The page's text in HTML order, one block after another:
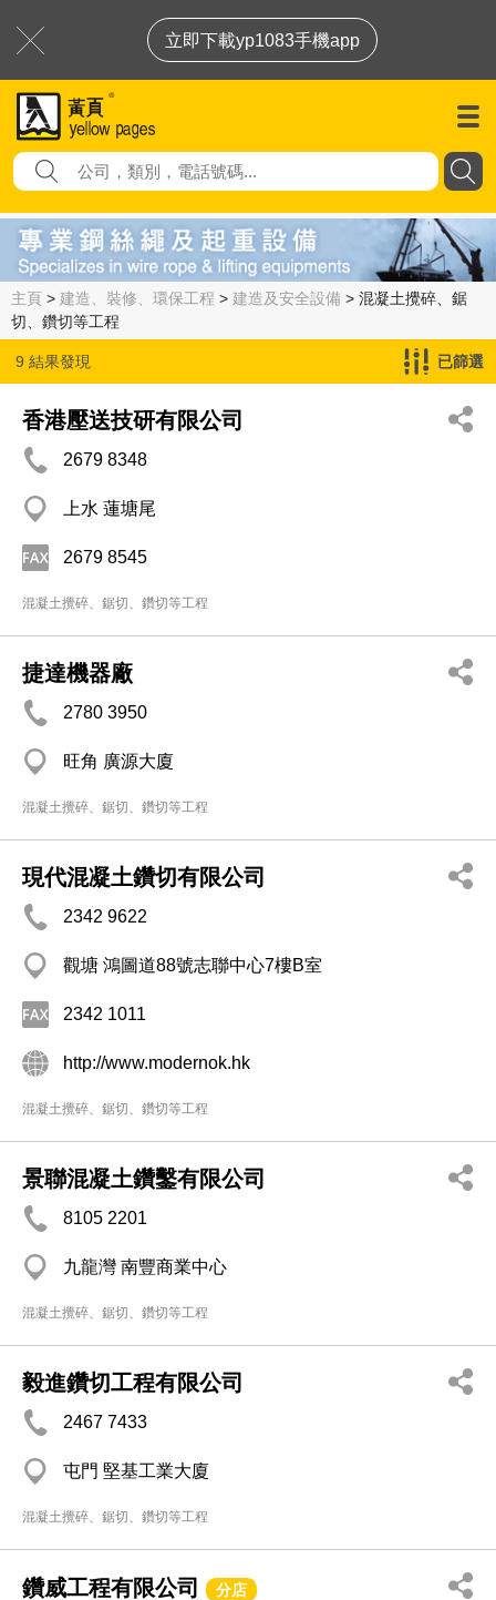
立即下載yp1083手機app
主頁 > 建造、裝修、環保工程 > 建造及安全設備 > 混凝土攪碎、鋸
切、鑽切等工程
9 結果發現
混凝土攪碎、鋸切、鑽切等工程
已篩選
香港壓送技研有限公司
2679 8348
上水 蓮塘尾
2679 8545
混凝土攪碎、鋸切、鑽切等工程
捷達機器廠
2780 3950
旺角 廣源大廈
混凝土攪碎、鋸切、鑽切等工程
現代混凝土鑽切有限公司
2342 9622
觀塘 鴻圖道88號志聯中心7樓B室
2342 1011
http://www.modernok.hk
混凝土攪碎、鋸切、鑽切等工程
景聯混凝土鑽鑿有限公司
8105 2201
九龍灣 南豐商業中心
混凝土攪碎、鋸切、鑽切等工程
毅進鑽切工程有限公司
2467 7433
屯門 堅基工業大廈
混凝土攪碎、鋸切、鑽切等工程
鑽威工程有限公司 分店